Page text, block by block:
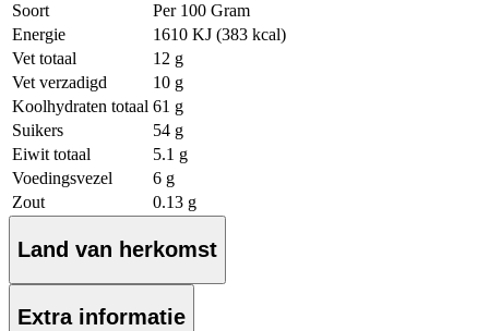
Soort
Per 100 Gram
Energie
1610 KJ (383 kcal)
Vet totaal
12 g
Vet verzadigd
10 g
Koolhydraten totaal 61 g
Suikers
54 g
Eiwit totaal
5.1 g
Voedingsvezel
6 g
Zout
0.13 g
Land van herkomst
Extra informatie